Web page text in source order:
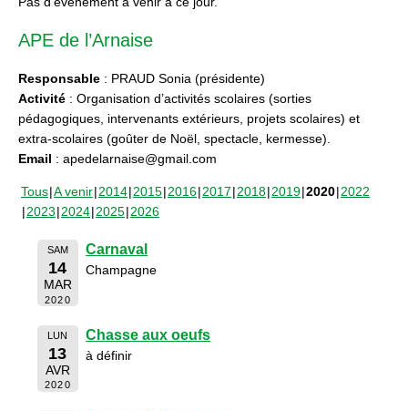
APE de l’Arnaise
Responsable : PRAUD Sonia (présidente)
Activité : Organisation d’activités scolaires (sorties
pédagogiques, intervenants extérieurs, projets scolaires) et
extra-scolaires (goûter de Noël, spectacle, kermesse).
Email : apedelarnaise@gmail.com
Tous A venir 2014 2015 2016 2017 2018 2019 2020 2022
2023 2024 2025 2026
SAM
14
MAR
2020
Carnaval
Champagne
LUN
13
AVR
2020
Chasse aux oeufs
à définir